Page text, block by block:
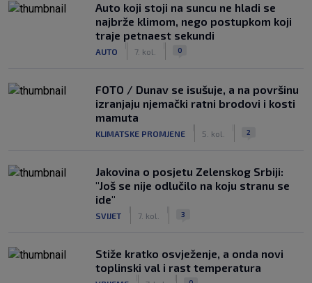
Auto koji stoji na suncu ne hladi se
najbrže klimom, nego postupkom koji
traje petnaest sekundi
AUTO 7. kol. 0
FOTO / Dunav se isušuje, a na površinu
izranjaju njemački ratni brodovi i kosti
mamuta
KLIMATSKE PROMJENE 5. kol. 2
Jakovina o posjetu Zelenskog Srbiji:
"Još se nije odlučilo na koju stranu se
ide"
SVIJET 7. kol. 3
Stiže kratko osvježenje, a onda novi
toplinski val i rast temperatura